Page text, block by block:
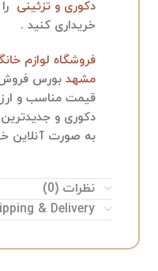
دکوری و تزئینی
خریداری کنید .
فروشگاه لوازم
مشهد بورس فروش
قیمت مناسب و
دکوری و جدیدترین
به صورت آنلاین
نظرات (0)
& Delivery